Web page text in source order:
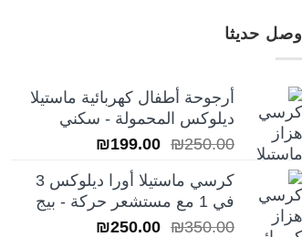
وصل حديثا
أرجوحة أطفال كهربائية ماستيلا
ديلوكس المحمولة - سكني
₪250.00
السعر
هو:
₪250.00.
₪199.00
السعر
هو:
₪199.00.
كرسي ماستيلا أورا ديلوكس 3
في 1 مع مستشعر حركة - بيج
₪350.00
السعر ₪250.00
السعر